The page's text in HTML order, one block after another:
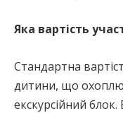
Яка вартість
Стандартна
дитини, що
екскурсійний